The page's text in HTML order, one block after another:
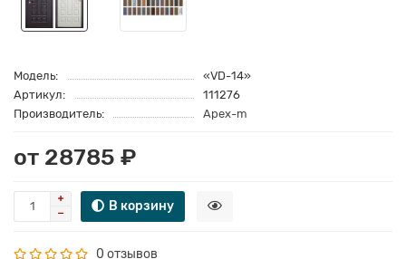
Модель:
«VD-14»
Артикул:
111276
Производитель:
Apex-m
от 28785 ₽
В корзину
0 отзывов